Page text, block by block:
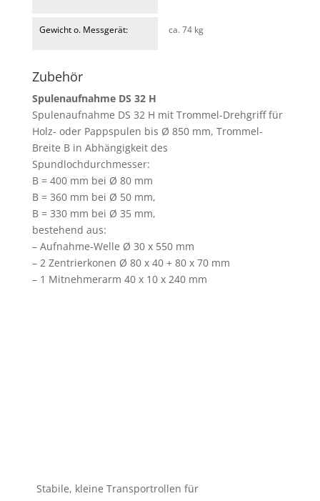
Gewicht o. Messgerät: ca. 74 kg
Zubehör
Spulenaufnahme DS 32 H
Spulenaufnahme DS 32 H mit Trommel-Drehgriff für
Holz- oder Pappspulen bis Ø 850 mm, Trommel-
Breite B in Abhängigkeit des
Spundlochdurchmesser:
B = 400 mm bei Ø 80 mm
B = 360 mm bei Ø 50 mm,
B = 330 mm bei Ø 35 mm,
bestehend aus:
– Aufnahme-Welle Ø 30 x 550 mm
– 2 Zentrierkonen Ø 80 x 40 + 80 x 70 mm
– 1 Mitnehmerarm 40 x 10 x 240 mm
Stabile, kleine Transportrollen für